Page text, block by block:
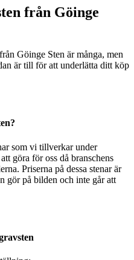
från Göinge
Göinge Sten är många, men
är till för att underlätta ditt köp
som vi tillverkar under
göra för oss då branschens
Priserna på dessa stenar är
gör på bilden och inte går att